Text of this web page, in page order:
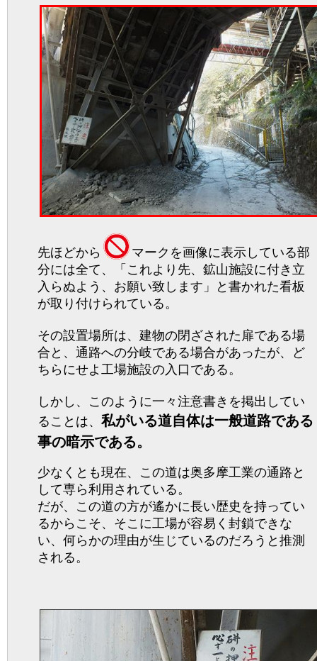
先ほどから
マークを画像に表示している部
分には全て、「これより先、鉱山施設に付き立
入らぬよう、お願い致します」と書かれた看板
が取り付けられている。
その設置場所は、建物の閉ざされた扉である場
合と、通路への分岐である場合があったが、ど
ちらにせよ工場施設の入口である。
しかし、このように一々注意書きを掲出してい
ることは、私がいる道自体は一般道路である
事の暗示である。
少なくとも現在、この道は奥多摩工業の通路と
して専ら利用されている。
だが、この道の方が遙かに長い歴史を持ってい
るからこそ、そこに工場が容易く封鎖できな
い、何らかの理由が生じているのだろうと推測
される。